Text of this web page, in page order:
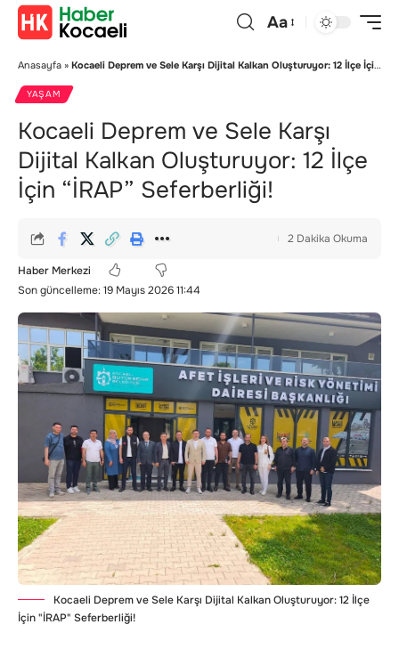
Aa
Anasayfa » Kocaeli Deprem ve Sele Karşı Dijital Kalkan Oluşturuyor: 12 İlçe İçin “İRAP” Seferberliği!
YAŞAM
Kocaeli Deprem ve Sele Karşı
Dijital Kalkan Oluşturuyor: 12 İlçe
İçin “İRAP” Seferberliği!
Son güncelleme: 19 Mayıs 2026 11:44
Haber Merkezi
2 Dakika Okuma
Kocaeli Deprem ve Sele Karşı Dijital Kalkan Oluşturuyor: 12 İlçe
İçin "İRAP" Seferberliği!